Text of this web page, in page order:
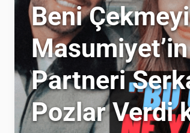
Beni
Partneri
Pozlar Verdi